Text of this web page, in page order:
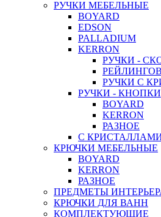
РУЧКИ МЕБЕЛЬНЫЕ
BOYARD
EDSON
PALLADIUM
KERRON
РУЧКИ -
РУЧКИ С
РУЧКИ - КНОПКИ
BOYARD
KERRON
РАЗНОЕ
С КРИСТАЛЛАМИ
КРЮЧКИ МЕБЕЛЬНЫЕ
BOYARD
KERRON
РАЗНОЕ
ПРЕДМЕТЫ
КРЮЧКИ ДЛЯ ВАНН
КОМПЛЕКТУЮЩИЕ